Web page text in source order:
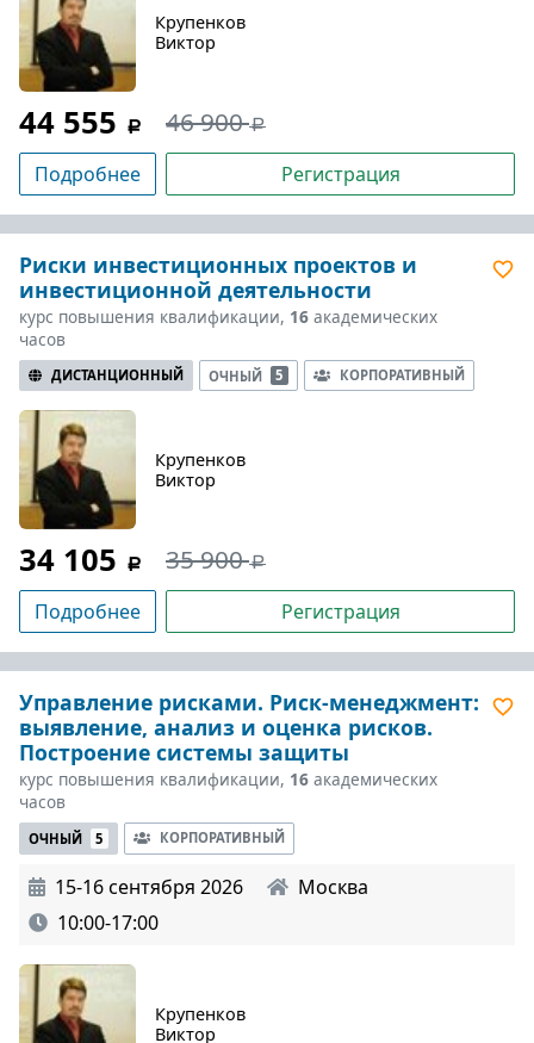
Крупенков
Виктор
44 555 46 900
Подробнее Регистрация
Риски инвестиционных проектов и
инвестиционной деятельности
курс повышения квалификации, 16 академических
часов
ДИСТАНЦИОННЫЙ ОЧНЫЙ 5 КОРПОРАТИВНЫЙ
Крупенков
Виктор
34 105 35 900
Подробнее Регистрация
Управление рисками. Риск-менеджмент:
выявление, анализ и оценка рисков.
Построение системы защиты
курс повышения квалификации, 16 академических
часов
ОЧНЫЙ 5 КОРПОРАТИВНЫЙ
15-16 сентября 2026
Москва
10:00-17:00
Крупенков
Виктор